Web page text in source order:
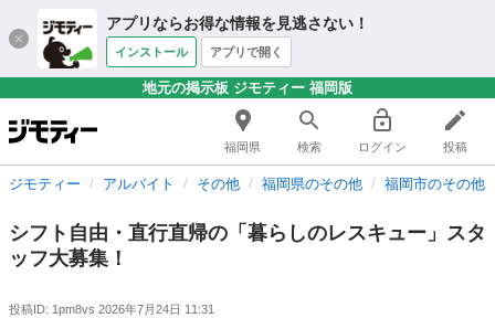
アプリならお得な情報を見逃さない！
インストール アプリで開く
地元の掲示板 ジモティー 福岡版
福岡県 検索 ログイン 投稿
ジモティー アルバイト その他 福岡県のその他 福岡市のその他
シフト自由・直行直帰の「暮らしのレスキュー」スタ
ッフ大募集！
投稿ID: 1pm8vs 2026年7月24日 11:31